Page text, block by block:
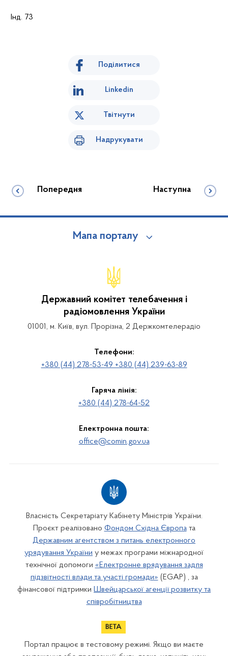
Інд. 73
Поділитися
Linkedin
Твітнути
Надрукувати
Попередня Наступна
Мапа порталу
Державний комітет телебачення і
радіомовлення України
01001, м. Київ, вул. Прорізна, 2 Держкомтелерадіо
Телефони:
+380 (44) 278-53-49 +380 (44) 239-63-89
Гаряча лінія:
+380 (44) 278-64-52
Електронна пошта:
office@comin.gov.ua
Власність Секретаріату Кабінету Міністрів України.
Проєкт реалізовано Фондом Східна Європата
Державним агентством з питань електронного
урядування України у межах програми міжнародної
технічної допомоги «Електронне врядування задля
підзвітності влади та участі громади» (EGAP) , за
фінансової підтримки Швейцарської агенції розвитку та
співробітництва
Портал працює в тестовому режимі. Якщо ви маєте